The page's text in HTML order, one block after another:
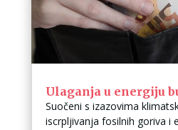
Ulaganja u energiju
Suočeni s izazovima
iscrpljivanja fosilnih goriva i